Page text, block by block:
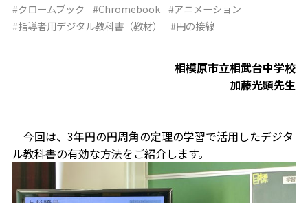
#クロームブック
#Chromebook #アニメーション
#指導者用デジタル教科書（教材）
#円の接線
相模原市立相武台中学校
加藤光顕先生
今回は、3年円の円周角の定理の学習で活用したデジタ
ル教科書の有効な方法をご紹介します。